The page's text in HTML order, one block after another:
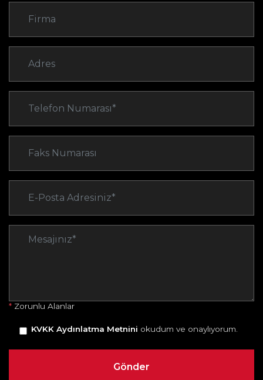
* Zorunlu Alanlar
KVKK Aydınlatma Metnini okudum ve onaylıyorum.